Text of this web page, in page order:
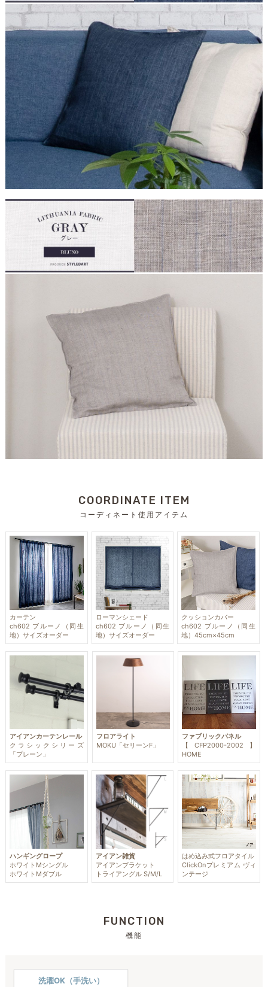
COORDINATE ITEM
コーディネート使用アイテム
カーテン
ch602 ブルーノ（同生
地）サイズオーダー
ローマンシェード
ch602 ブルーノ（同生
地）サイズオーダー
クッションカバー
ch602 ブルーノ（同生
地）45cm×45cm
アイアンカーテンレール
クラシックシリーズ
「プレーン」
フロアライト
MOKU「セリーンF」
ファブリックパネル
【CFP2000-2002】
HOME
ハンギングロープ
ホワイトMシングル
ホワイトMダブル
アイアン雑貨
アイアンブラケット
トライアングル S/M/L
はめ込み式フロアタイル
ClickOnプレミアム ヴィ
ンテージ
FUNCTION
機能
洗濯OK（手洗い）